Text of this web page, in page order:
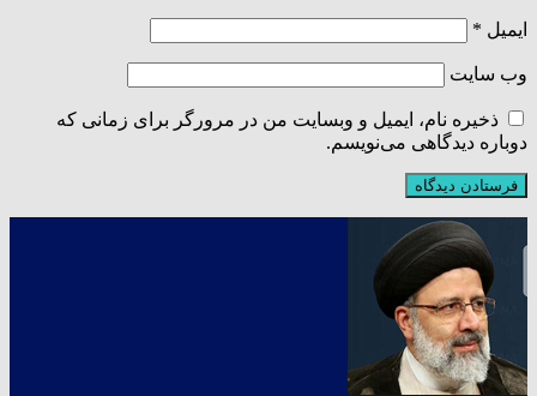
ایمیل *
وب‌ سایت
ذخیره نام، ایمیل و وبسایت من در مرورگر برای زمانی که
دوباره دیدگاهی می‌نویسم.